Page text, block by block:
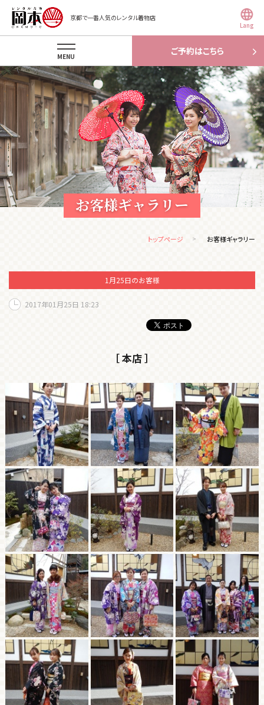
京都で一番人気のレンタル着物店
Lang
ご予約はこちら
MENU
お客様ギャラリー
トップページ お客様ギャラリー
1月25日のお客様
2017年01月25日 18:23
［ 本店 ］